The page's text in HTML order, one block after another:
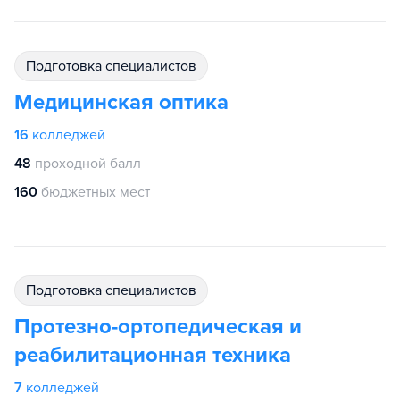
подготовка специалистов
Медицинская оптика
16 колледжей
48 проходной балл
160 бюджетных мест
подготовка специалистов
Протезно-ортопедическая и
реабилитационная техника
7 колледжей